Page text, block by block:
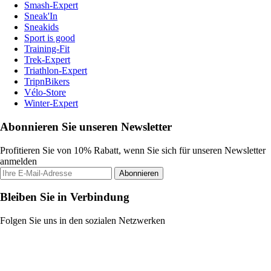
Smash-Expert
Sneak'In
Sneakids
Sport is good
Training-Fit
Trek-Expert
Triathlon-Expert
TripnBikers
Vélo-Store
Winter-Expert
Abonnieren Sie unseren Newsletter
Profitieren Sie von 10% Rabatt, wenn Sie sich für unseren Newsletter
anmelden
Abonnieren
Bleiben Sie in Verbindung
Folgen Sie uns in den sozialen Netzwerken